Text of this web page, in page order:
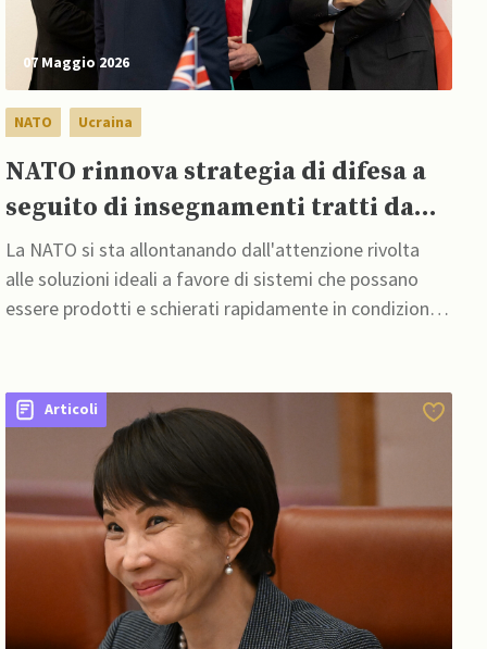
07 Maggio 2026
NATO Ucraina
NATO rinnova strategia di difesa a
seguito di insegnamenti tratti da
esperienza ucraina
La NATO si sta allontanando dall'attenzione rivolta
alle soluzioni ideali a favore di sistemi che possano
essere prodotti e schierati rapidamente in condizioni
Articoli